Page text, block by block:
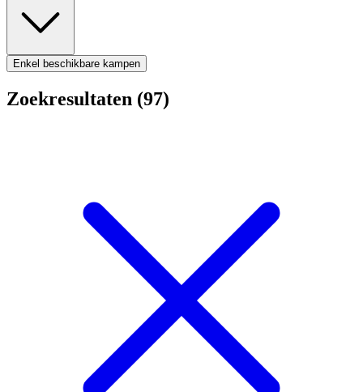
Enkel beschikbare kampen
Zoekresultaten (97)